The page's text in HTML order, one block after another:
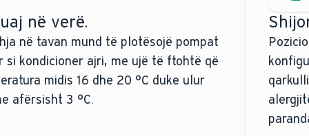
në verë.
në tavan mund të plotësojë pompat
si kondicioner ajri, me ujë të ftohtë që
midis 16 dhe 20 °C duke ulur
afërsisht 3 °C.